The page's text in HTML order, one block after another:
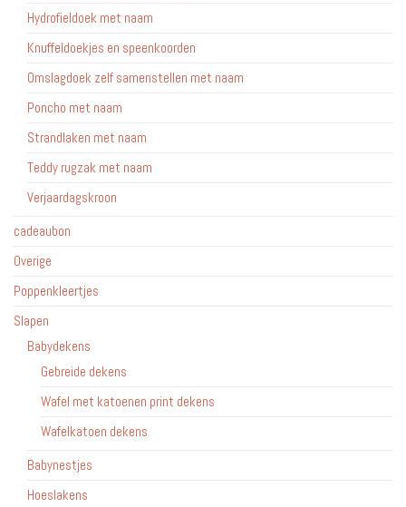
Hydrofieldoek met naam
Knuffeldoekjes en speenkoorden
Omslagdoek zelf samenstellen met naam
Poncho met naam
Strandlaken met naam
Teddy rugzak met naam
Verjaardagskroon
cadeaubon
Overige
Poppenkleertjes
Slapen
Babydekens
Gebreide dekens
Wafel met katoenen print dekens
Wafelkatoen dekens
Babynestjes
Hoeslakens